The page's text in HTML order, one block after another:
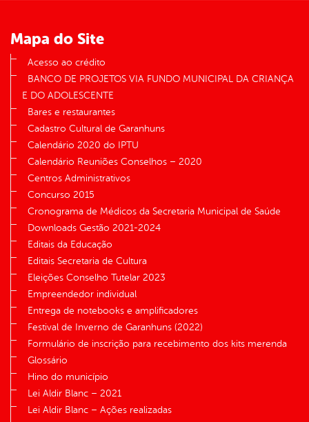
Mapa do Site
Acesso ao crédito
BANCO DE PROJETOS VIA FUNDO MUNICIPAL DA CRIANÇA
E DO ADOLESCENTE
Bares e restaurantes
Cadastro Cultural de Garanhuns
Calendário 2020 do IPTU
Calendário Reuniões Conselhos – 2020
Centros Administrativos
Concurso 2015
Cronograma de Médicos da Secretaria Municipal de Saúde
Downloads Gestão 2021-2024
Editais da Educação
Editais Secretaria de Cultura
Eleições Conselho Tutelar 2023
Empreendedor individual
Entrega de notebooks e amplificadores
Festival de Inverno de Garanhuns (2022)
Formulário de inscrição para recebimento dos kits merenda
Glossário
Hino do município
Lei Aldir Blanc – 2021
Lei Aldir Blanc – Ações realizadas